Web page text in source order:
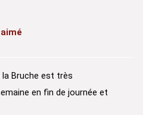
la Bruche est très
en fin de journée et